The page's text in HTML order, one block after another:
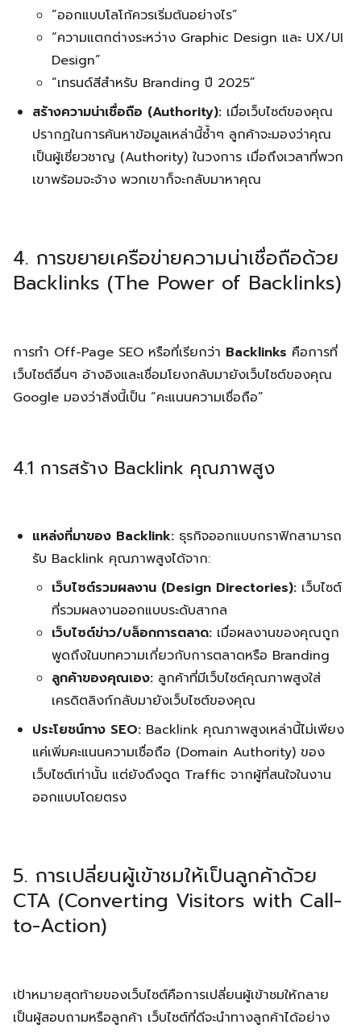
“ออกแบบโลโก้ควรเริ่มต้นอย่างไร”
“ความแตกต่างระหว่าง Graphic Design และ UX/UI
Design”
“เทรนด์สีสำหรับ Branding ปี 2025”
สร้างความน่าเชื่อถือ (Authority): เมื่อเว็บไซต์ของคุณ
ปรากฏในการค้นหาข้อมูลเหล่านี้ซ้ำๆ ลูกค้าจะมองว่าคุณ
เป็นผู้เชี่ยวชาญ (Authority) ในวงการ เมื่อถึงเวลาที่พวก
เขาพร้อมจะจ้าง พวกเขาก็จะกลับมาหาคุณ
4. การขยายเครือข่ายความน่าเชื่อถือด้วย
Backlinks (The Power of Backlinks)
การทำ Off-Page SEO หรือที่เรียกว่า Backlinks คือการที่
เว็บไซต์อื่นๆ อ้างอิงและเชื่อมโยงกลับมายังเว็บไซต์ของคุณ
Google มองว่าสิ่งนี้เป็น “คะแนนความเชื่อถือ”
4.1 การสร้าง Backlink คุณภาพสูง
แหล่งที่มาของ Backlink: ธุรกิจออกแบบกราฟิกสามารถ
รับ Backlink คุณภาพสูงได้จาก:
เว็บไซต์รวมผลงาน (Design Directories): เว็บไซต์
ที่รวมผลงานออกแบบระดับสากล
เว็บไซต์ข่าว/บล็อกการตลาด: เมื่อผลงานของคุณถูก
พูดถึงในบทความเกี่ยวกับการตลาดหรือ Branding
ลูกค้าของคุณเอง: ลูกค้าที่มีเว็บไซต์คุณภาพสูงใส่
เครดิตลิงก์กลับมายังเว็บไซต์ของคุณ
ประโยชน์ทาง SEO: Backlink คุณภาพสูงเหล่านี้ไม่เพียง
แค่เพิ่มคะแนนความเชื่อถือ (Domain Authority) ของ
เว็บไซต์เท่านั้น แต่ยังดึงดูด Traffic จากผู้ที่สนใจในงาน
ออกแบบโดยตรง
5. การเปลี่ยนผู้เข้าชมให้เป็นลูกค้าด้วย
CTA (Converting Visitors with Call-
to-Action)
เป้าหมายสุดท้ายของเว็บไซต์คือการเปลี่ยนผู้เข้าชมให้กลาย
เป็นผู้สอบถามหรือลูกค้า เว็บไซต์ที่ดีจะนำทางลูกค้าได้อย่าง